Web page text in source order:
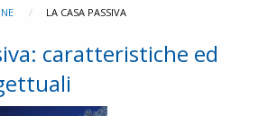
LA CASA PASSIVA
caratteristiche ed